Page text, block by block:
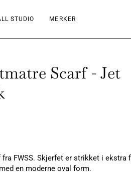
STUDIO MERKER
Scarf - Jet
FWSS. Skjerfet er strikket i ekstra
en moderne oval form.